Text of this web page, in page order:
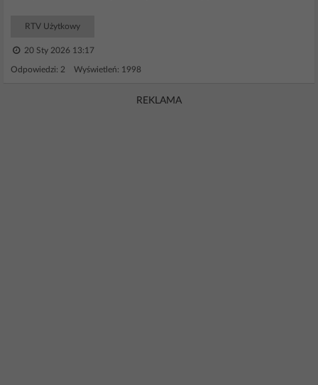
RTV Użytkowy
20 Sty 2026 13:17
Odpowiedzi: 2 Wyświetleń: 1998
REKLAMA